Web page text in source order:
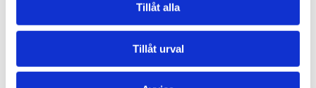
Tillåt alla
Tillåt urval
Jobba hos oss
På Tengbom letar vi alltid efter människor som vill flytta
gränser med oss. Hör av dig!